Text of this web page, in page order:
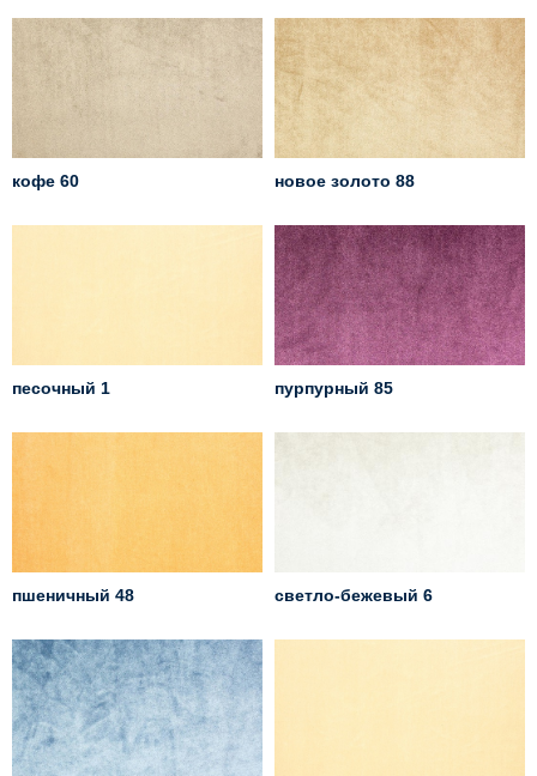
кофе 60 новое золото 88
песочный 1 пурпурный 85
пшеничный 48 светло-бежевый 6